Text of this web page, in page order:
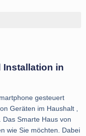
Installation in
gesteuert
Geräten im Haushalt ,
Smarte Haus von
wie Sie möchten. Dabei